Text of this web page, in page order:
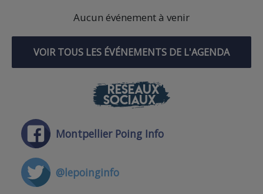
Aucun événement à venir
VOIR TOUS LES ÉVÉNEMENTS DE L'AGENDA
RÉSEAUX
SOCIAUX
Montpellier Poing Info
@lepoinginfo